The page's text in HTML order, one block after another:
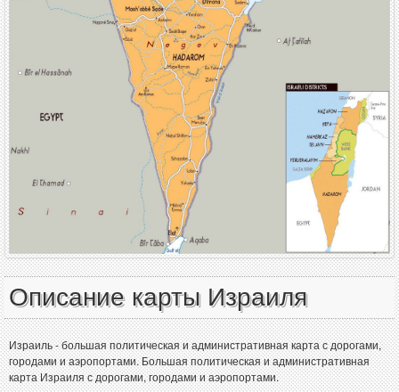
Описание карты Израиля
Израиль - большая политическая и административная карта с дорогами,
городами и аэропортами. Большая политическая и административная
карта Израиля с дорогами, городами и аэропортами.